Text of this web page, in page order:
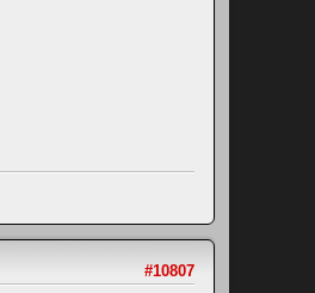
#10807